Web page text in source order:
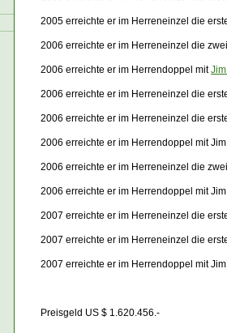
2005 erreichte er im Herreneinzel die
2006 erreichte er im Herreneinzel die
2006 erreichte er im Herrendoppel mit
2006 erreichte er im Herreneinzel die
2006 erreichte er im Herreneinzel die
2006 erreichte er im Herrendoppel mit
2006 erreichte er im Herreneinzel die
2006 erreichte er im Herrendoppel mit
2007 erreichte er im Herreneinzel die
2007 erreichte er im Herreneinzel die
2007 erreichte er im Herrendoppel mit
Preisgeld US $ 1.620.456.-